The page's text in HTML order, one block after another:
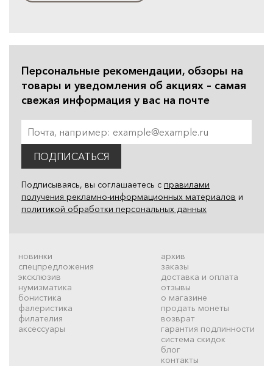
Персональные рекомендации, обзоры на
товары и уведомления об акциях – самая
свежая информация у вас на почте
ПОДПИСАТЬСЯ
Подписываясь, вы соглашаетесь с правилами
получения рекламно-информационных материалов и
политикой обработки персональных данных
новинки
спецпредложения
эксклюзив
нумизматика
бонистика
фалеристика
филателия
аксессуары
архив
заказы
доставка и оплата
отзывы
о магазине
продать монеты
возврат
гарантия подлинности
система скидок
блог
контакты